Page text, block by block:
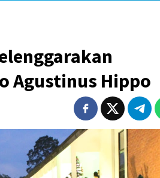
Agustinus Hippo